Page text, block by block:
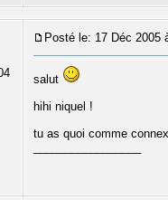
Posté le: 17 Déc 2005
salut
hihi niquel !
tu as quoi comme